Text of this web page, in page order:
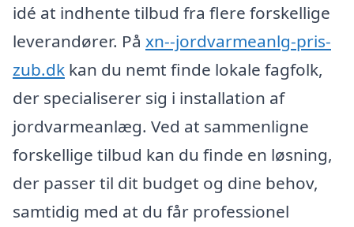
idé at indhente tilbud fra flere forskellige
leverandører. På xn--jordvarmeanlg-pris-
zub.dk kan du nemt finde lokale fagfolk,
der specialiserer sig i installation af
jordvarmeanlæg. Ved at sammenligne
forskellige tilbud kan du finde en løsning,
der passer til dit budget og dine behov,
samtidig med at du får professionel